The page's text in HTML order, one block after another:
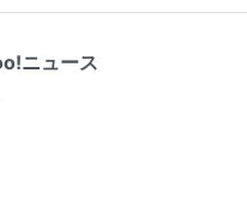
ニュース